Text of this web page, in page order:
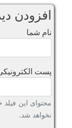
افزودن
نام شما
پست الکترونیکی
محتوای این
نخواهد شد.